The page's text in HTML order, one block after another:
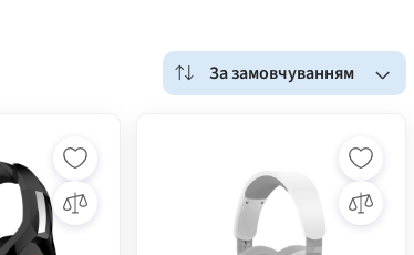
За замовчуванням